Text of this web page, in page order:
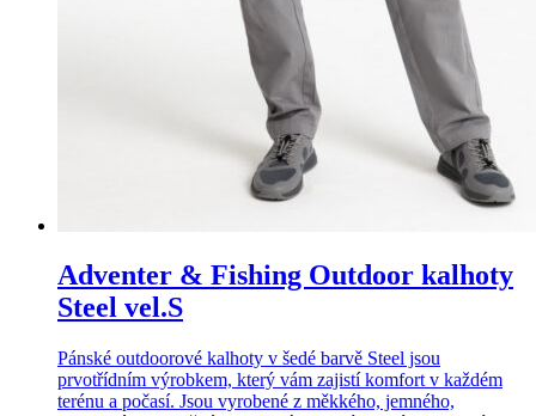
Adventer & Fishing Outdoor kalhoty
Steel vel.S
Pánské outdoorové kalhoty v šedé barvě Steel jsou
prvotřídním výrobkem, který vám zajistí komfort v každém
terénu a počasí. Jsou vyrobené z měkkého, jemného,